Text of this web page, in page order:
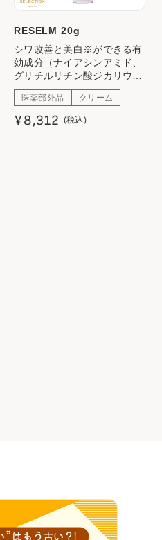
RESELM 20g
シワ改善と美白※ができる有
効成分（ナイアシンアミド、
グリチルリチン酸ジカリウ
ム）配合の美容クリームで
す。 ホワイトフローラルのさ
りげない香りで気分もリフレ
ッシュ。
医薬部外品 クリーム
¥8,312 (税込)